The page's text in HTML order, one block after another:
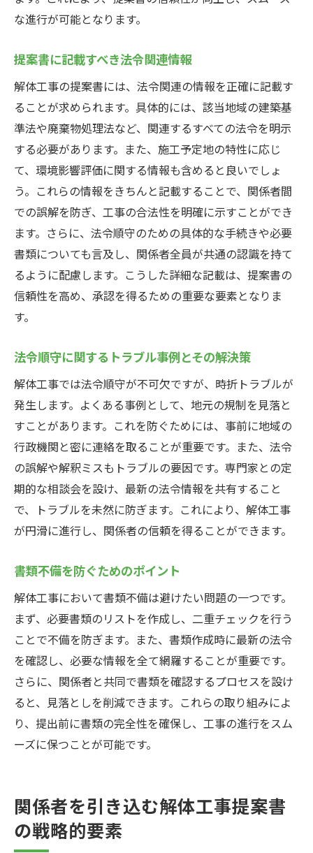
な進行が可能となります。
提案書に記載すべき法令関連情報
解体工事の提案書には、法令関連の情報を正確に記載す
ることが求められます。具体的には、該当地域の建築基
準法や廃棄物処理法など、関連するすべての法令を明示
する必要があります。また、施工予定地の特性に応じ
て、環境影響評価に関する情報も含めると良いでしょ
う。これらの情報をきちんと記載することで、関係者間
での誤解を防ぎ、工事の合法性を明確に示すことができ
ます。さらに、法令順守のための具体的な手続きや必要
書類についても言及し、関係者全員が共通の認識を持て
るように配慮します。こうした詳細な記載は、提案書の
信頼性を高め、承認を得るための重要な要素となりま
す。
法令順守に関するトラブル事例とその解決策
解体工事では法令順守が不可欠ですが、時折トラブルが
発生します。よくある事例として、地元の規制を見落と
すことがあります。これを防ぐためには、事前に地域の
行政機関と密に連絡を取ることが重要です。また、法令
の誤解や解釈ミスもトラブルの要因です。専門家との定
期的な相談会を設け、最新の法令情報を共有すること
で、トラブルを未然に防ぎます。これにより、解体工事
が円滑に進行し、関係者の信頼を得ることができます。
書類不備を防ぐためのポイント
解体工事において書類不備は避けたい問題の一つです。
まず、必要書類のリストを作成し、二重チェックを行う
ことで不備を防ぎます。また、書類作成時に最新の法令
を確認し、必要な情報を全て網羅することが重要です。
さらに、関係者と共同で書類を確認するプロセスを設け
ると、見落としを削減できます。これらの取り組みによ
り、提出前に書類の完全性を確保し、工事の進行をスム
ーズに保つことが可能です。
関係者を引き込む解体工事提案書
の戦略的要素